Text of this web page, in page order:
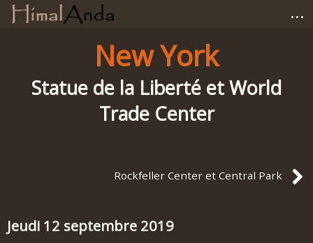
...
Photographies
Carnets de voyage
New York
Statue de la Liberté et World
Trade Center
Rockfeller Center et Central Park
Jeudi 12 septembre 2019